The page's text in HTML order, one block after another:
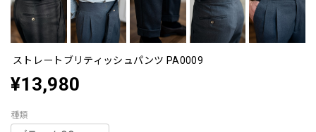
ストレートブリティッシュパンツ PA0009
¥13,980
種類